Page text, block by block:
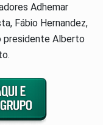
Adhemar
Fábio Hernandez,
presidente Alberto